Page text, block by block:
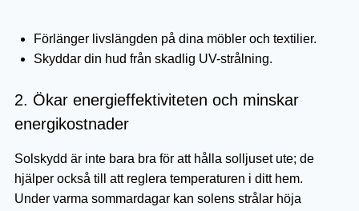
Förlänger livslängden på dina möbler och textilier.
Skyddar din hud från skadlig UV-strålning.
2. Ökar energieffektiviteten och minskar
energikostnader
Solskydd är inte bara bra för att hålla solljuset ute; de
hjälper också till att reglera temperaturen i ditt hem.
Under varma sommardagar kan solens strålar höja